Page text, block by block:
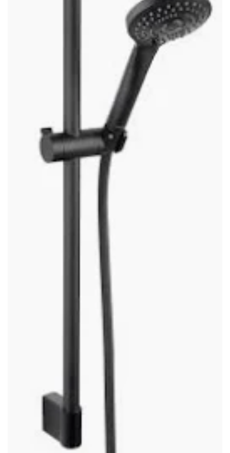
Premium WordPress Themes. All rights reserved.